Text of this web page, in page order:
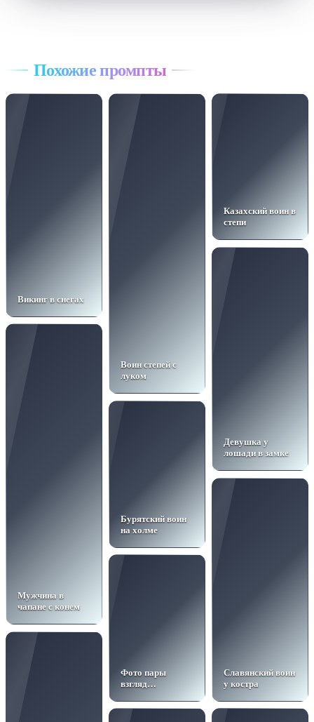
Похожие промпты
Викинг в снегах
Воин степей с
луком
Казахский воин в
степи
Девушка у
лошади в замке
Мужчина в
чапане с конем
Бурятский воин
на холме
Славянский воин
у костра
Фото пары
взгляд